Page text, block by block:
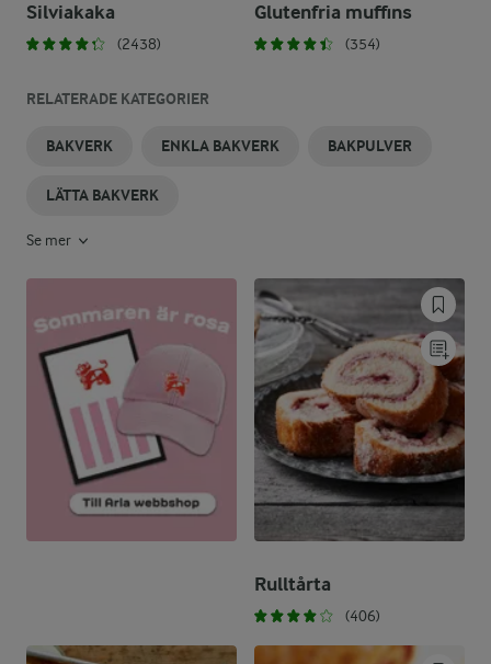
Silviakaka
(2438)
Glutenfria muffins
(354)
RELATERADE KATEGORIER
BAKVERK ENKLA BAKVERK BAKPULVER
LÄTTA BAKVERK
Se mer
Rulltårta
(406)